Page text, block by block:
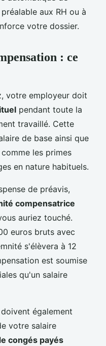
aux RH ou à
votre dossier.
: ce
votre employeur doit
pendant toute la
travaillé. Cette
de base ainsi que
les primes
en nature habituels.
de préavis,
compensatrice
auriez touché.
euros bruts avec
s'élèvera à 12
est soumise
qu'un salaire
également
votre salaire
congés payés